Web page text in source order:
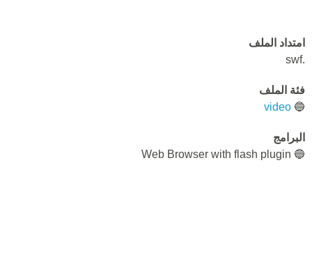
امتداد الملف
.swf
فئة الملف
🔵
video
البرامج
🔵 Web Browser with flash plugin